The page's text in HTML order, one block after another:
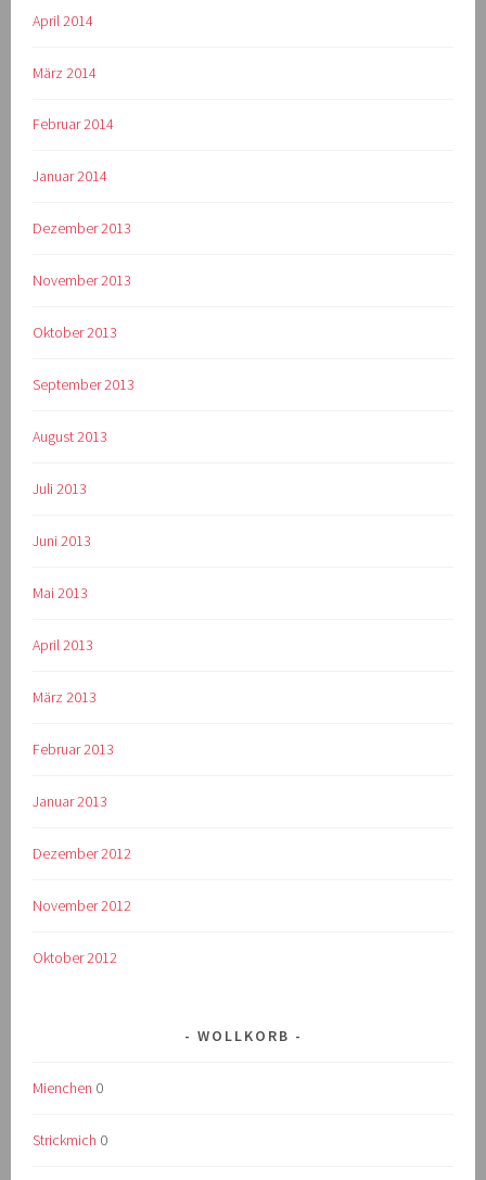
April 2014
März 2014
Februar 2014
Januar 2014
Dezember 2013
November 2013
Oktober 2013
September 2013
August 2013
Juli 2013
Juni 2013
Mai 2013
April 2013
März 2013
Februar 2013
Januar 2013
Dezember 2012
November 2012
Oktober 2012
WOLLKORB
Mienchen 0
Strickmich 0